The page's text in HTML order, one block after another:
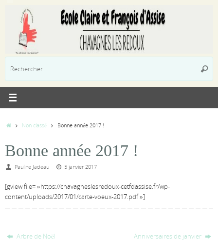
contenu
:
AccueilNon classé Bonne année 2017 !
Bonne année 2017 !
Pauline Jadeau 5 janvier 2017
[gview file= »https://chavagneslesredoux-cetfdassise.fr/wp-
content/uploads/2017/01/carte-voeux-2017.pdf »]
Arbre de Noël Anniversaires de janvier